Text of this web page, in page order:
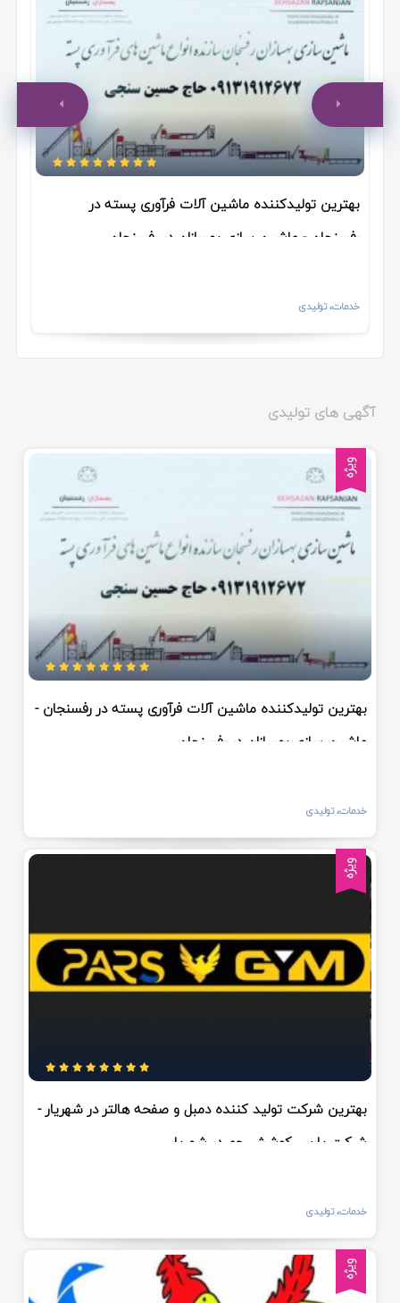
بهترین تولیدکننده ماشین آلات فرآوری پسته در
رفسنجان - ماشین سازی بهسازان در رفسنجان
خدمات، تولیدی
آگهی های تولیدی
ویژه
بهترین تولیدکننده ماشین آلات فرآوری پسته در رفسنجان -
ماشین سازی بهسازان در رفسنجان
خدمات، تولیدی
ویژه
بهترین شرکت تولید کننده دمبل و صفحه هالتر در شهریار -
شرکت پارس کوشش جم در شهریار
خدمات، تولیدی
ویژه